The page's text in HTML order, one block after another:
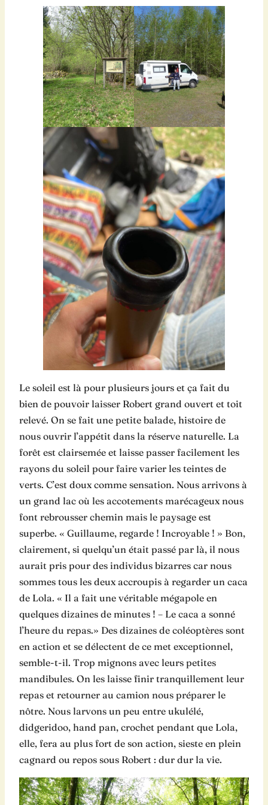
Le soleil est là pour plusieurs jours et ça fait du
bien de pouvoir laisser Robert grand ouvert et toit
relevé. On se fait une petite balade, histoire de
nous ouvrir l’appétit dans la réserve naturelle. La
forêt est clairsemée et laisse passer facilement les
rayons du soleil pour faire varier les teintes de
verts. C’est doux comme sensation. Nous arrivons à
un grand lac où les accotements marécageux nous
font rebrousser chemin mais le paysage est
superbe. « Guillaume, regarde ! Incroyable ! » Bon,
clairement, si quelqu’un était passé par là, il nous
aurait pris pour des individus bizarres car nous
sommes tous les deux accroupis à regarder un caca
de Lola. « Il a fait une véritable mégapole en
quelques dizaines de minutes ! – Le caca a sonné
l’heure du repas.» Des dizaines de coléoptères sont
en action et se délectent de ce met exceptionnel,
semble-t-il. Trop mignons avec leurs petites
mandibules. On les laisse finir tranquillement leur
repas et retourner au camion nous préparer le
nôtre. Nous larvons un peu entre ukulélé,
didgeridoo, hand pan, crochet pendant que Lola,
elle, fera au plus fort de son action, sieste en plein
cagnard ou repos sous Robert : dur dur la vie.